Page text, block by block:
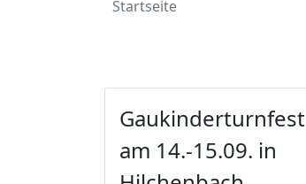
Startseite
Gaukinderturnfest
am 14.-15.09. in